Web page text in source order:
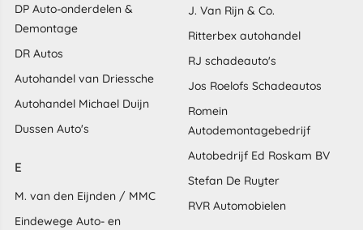
DP Auto-onderdelen &
Demontage
DR Autos
Autohandel van Driessche
Autohandel Michael Duijn
Dussen Auto's
E
M. van den Eijnden / MMC
Eindewege Auto- en
J. Van Rijn & Co.
Ritterbex autohandel
RJ schadeauto's
Jos Roelofs Schadeautos
Romein
Autodemontagebedrijf
Autobedrijf Ed Roskam BV
Stefan De Ruyter
RVR Automobielen